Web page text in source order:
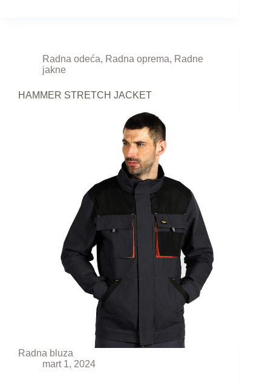
Radna odeća, Radna oprema, Radne
jakne
HAMMER STRETCH JACKET
Radna bluza
mart 1, 2024